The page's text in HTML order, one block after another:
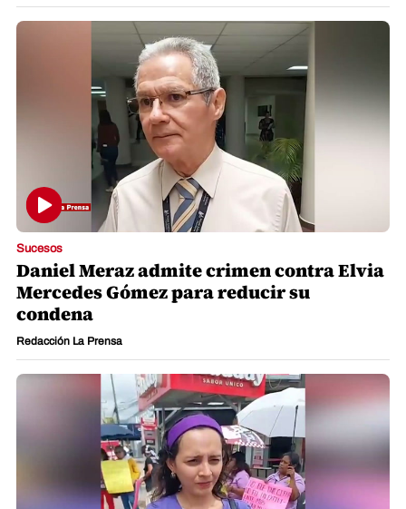
Sucesos
Daniel Meraz admite crimen contra Elvia
Mercedes Gómez para reducir su
condena
Redacción La Prensa